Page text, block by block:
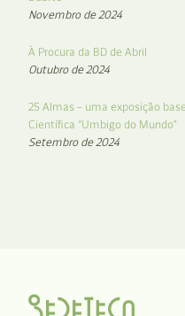
Novembro de 2024
À Procura da BD de Abril
Outubro de 2024
25 Almas – uma exposição
Científica “Umbigo do Mundo”
Setembro de 2024